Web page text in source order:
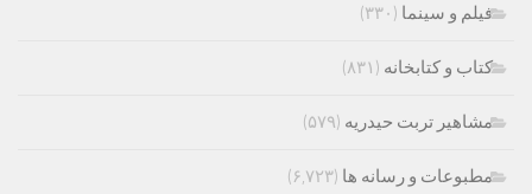
فیلم و سینما (۳۳۰)
کتاب و کتابخانه (۸۳۱)
مشاهیر تربت حیدریه (۵۷۹)
مطبوعات و رسانه ها (۶,۷۲۳)